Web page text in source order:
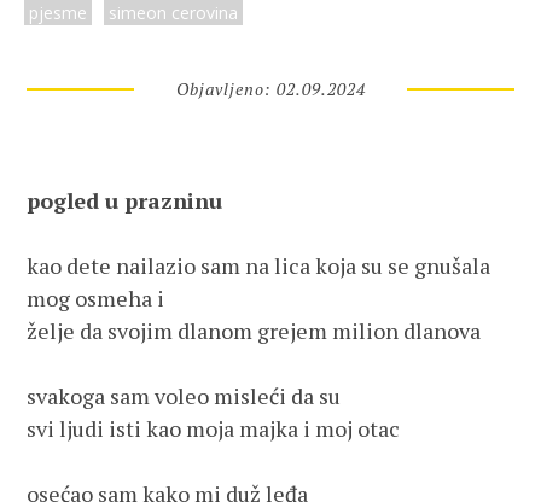
pjesme simeon cerovina
Objavljeno: 02.09.2024
pogled u prazninu
kao dete nailazio sam na lica koja su se gnušala
mog osmeha i
želje da svojim dlanom grejem milion dlanova
svakoga sam voleo misleći da su
svi ljudi isti kao moja majka i moj otac
osećao sam kako mi duž leđa